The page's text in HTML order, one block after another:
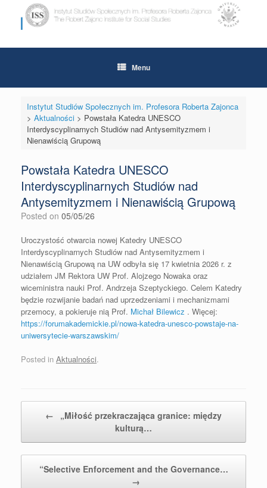
content
Menu
Instytut Studiów Społecznych im. Profesora Roberta Zajonca
> Aktualności> Powstała Katedra UNESCO
Interdyscyplinarnych Studiów nad Antysemityzmem i
Nienawiścią Grupową
Powstała Katedra UNESCO
Interdyscyplinarnych Studiów nad
Antysemityzmem i Nienawiścią Grupową
Posted on 05/05/26
Uroczystość otwarcia nowej Katedry UNESCO
Interdyscyplinarnych Studiów nad Antysemityzmem i
Nienawiścią Grupową na UW odbyła się 17 kwietnia 2026 r. z
udziałem JM Rektora UW Prof. Alojzego Nowaka oraz
wiceministra nauki Prof. Andrzeja Szeptyckiego. Celem Katedry
będzie rozwijanie badań nad uprzedzeniami i mechanizmami
przemocy, a pokieruje nią Prof. Michał Bilewicz . Więcej:
https://forumakademickie.pl/nowa-katedra-unesco-powstaje-na-
uniwersytecie-warszawskim/
Posted in Aktualności.
←
„Miłość przekraczająca granice: między
kulturą…
“Selective Enforcement and the Governance…
→